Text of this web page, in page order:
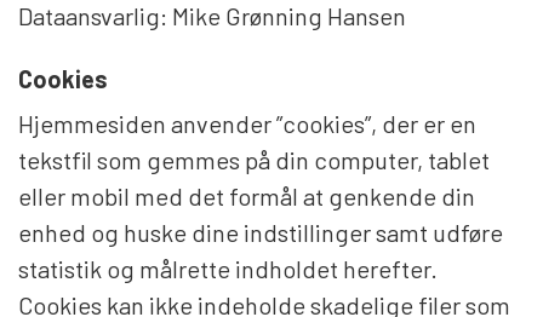
Dataansvarlig: Mike Grønning Hansen
Cookies
Hjemmesiden anvender ”cookies”, der er en
tekstfil som gemmes på din computer, tablet
eller mobil med det formål at genkende din
enhed og huske dine indstillinger samt udføre
statistik og målrette indholdet herefter.
Cookies kan ikke indeholde skadelige filer som